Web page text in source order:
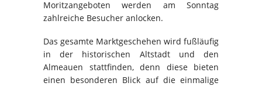
Moritzangeboten werden am Sonntag
zahlreiche Besucher anlocken.
Das gesamte Marktgeschehen wird fußläufig
in der historischen Altstadt und den
Almeauen stattfinden, denn diese bieten
einen besonderen Blick auf die einmalige